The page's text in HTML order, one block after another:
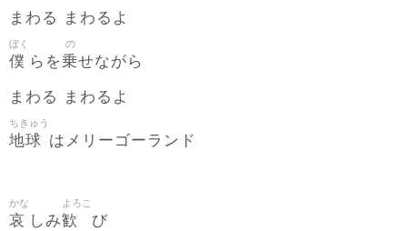
まわる まわるよ
僕
ぼく
らを乗
の
せながら
まわる まわるよ
地球
ちきゅう
はメリーゴーランド
哀
かな
しみ歓
よろこ
び